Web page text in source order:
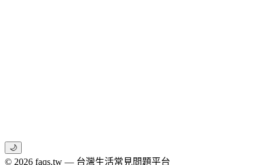
🌙
© 2026 faqs.tw — 台灣生活常見問題平台